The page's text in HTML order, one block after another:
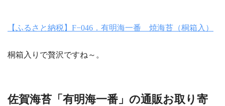
【ふるさと納税】F−046．有明海一番 焼海苔（桐箱入）
桐箱入りで贅沢ですね～。
佐賀海苔「有明海一番」の通販お取り寄